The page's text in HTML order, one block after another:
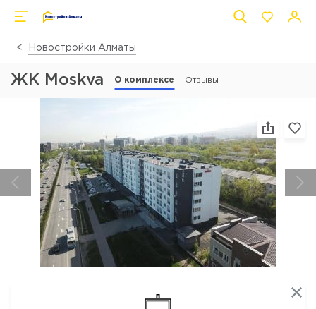
Новостройки Алматы
ЖК Moskva О комплексе Отзывы